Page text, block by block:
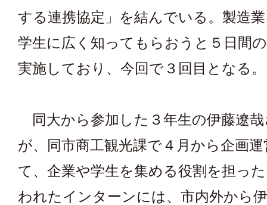
する連携協定」を結んでいる。製造
学生に広く知ってもらおうと５日間
実施しており、今回で３回目となる。
同大から参加した３年生の伊藤遼
が、同市商工観光課で４月から企画
て、企業や学生を集める役割を担っ
われたインターンには、市内外から